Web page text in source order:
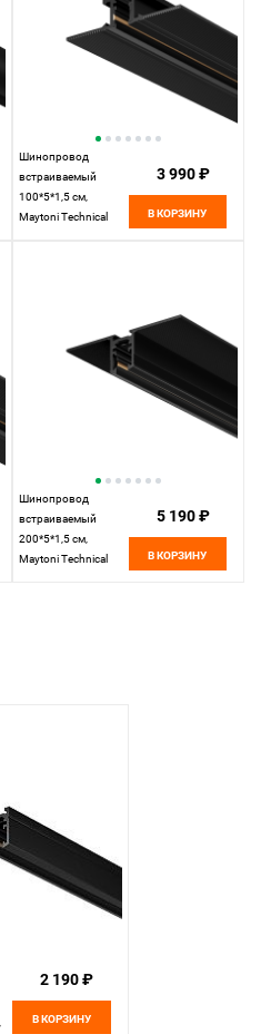
Шинопровод
встраиваемый
100*5*1,5 см,
Maytoni Technical
3 990 ₽
В КОРЗИНУ
Шинопровод
встраиваемый
200*5*1,5 см,
Maytoni Technical
5 190 ₽
В КОРЗИНУ
2 190 ₽
В КОРЗИНУ